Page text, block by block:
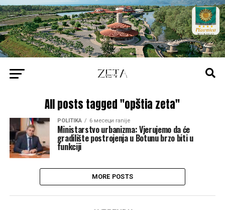
All posts tagged "opštia zeta"
POLITIKA 6 месеци ranije
Ministarstvo urbanizma: Vjerujemo da će
gradilište postrojenja u Botunu brzo biti u
funkciji
MORE POSTS